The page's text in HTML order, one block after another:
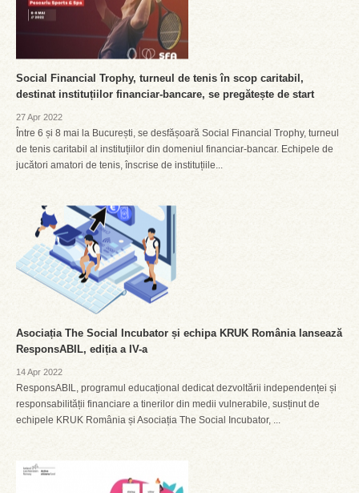
Social Financial Trophy, turneul de tenis în scop caritabil,
destinat instituțiilor financiar-bancare, se pregătește de start
27 Apr 2022
Între 6 și 8 mai la București, se desfășoară Social Financial Trophy, turneul
de tenis caritabil al instituțiilor din domeniul financiar-bancar. Echipele de
jucători amatori de tenis, înscrise de instituțiile...
Asociația The Social Incubator și echipa KRUK România lansează
ResponsABIL, ediția a IV-a
14 Apr 2022
ResponsABIL, programul educațional dedicat dezvoltării independenței și
responsabilității financiare a tinerilor din medii vulnerabile, susținut de
echipele KRUK România și Asociația The Social Incubator, ...